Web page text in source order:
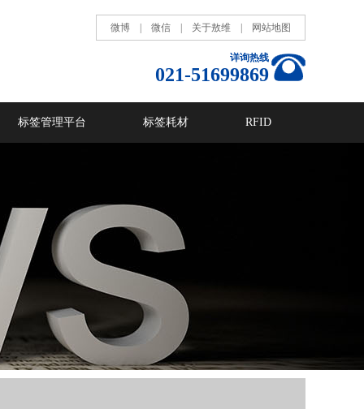
微博 微信 关于敖维 网站地图
详询热线
021-51699869
标签管理平台 标签耗材 RFID